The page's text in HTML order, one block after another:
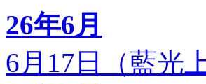
26年6月
6月17日（藍光